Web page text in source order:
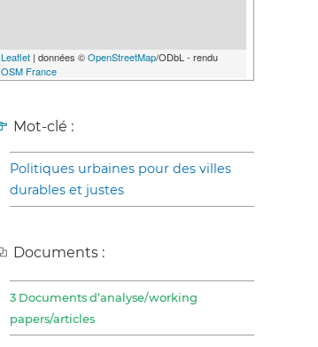
Leaflet | données ©OpenStreetMap/ODbL - rendu
OSM France
Mot-clé :
Politiques urbaines pour des villes
durables et justes
Documents :
3 Documents d’analyse/working
papers/articles